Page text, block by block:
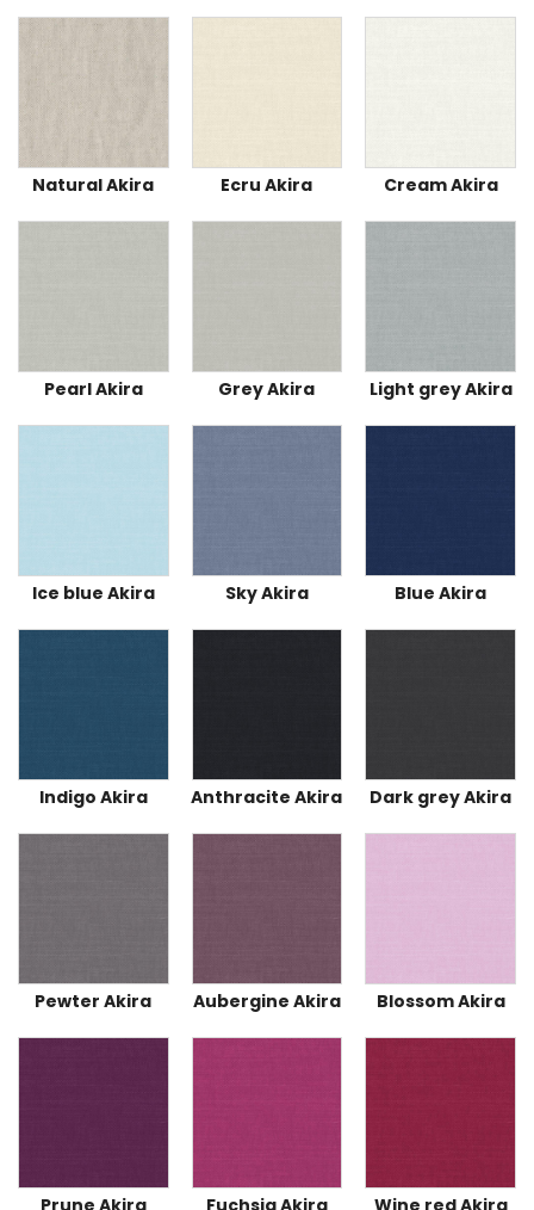
Natural Akira Ecru Akira Cream Akira
Pearl Akira Grey Akira Light grey Akira
Ice blue Akira Sky Akira Blue Akira
Indigo Akira Anthracite Akira Dark grey Akira
Pewter Akira Aubergine Akira Blossom Akira
Prune Akira Fuchsia Akira Wine red Akira